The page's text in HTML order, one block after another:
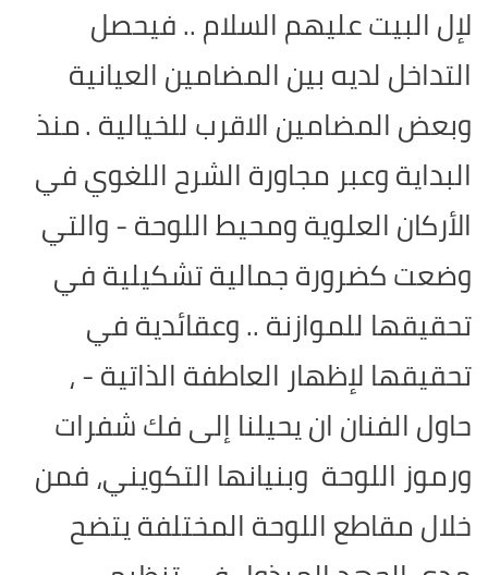
لإل البيت عليهم السلام .. فيحصل
التداخل لديه بين المضامين العيانية
وبعض المضامين الاقرب للخيالية .منذ
البداية وعبر مجاورة الشرح اللغوي في
الأركان العلوية ومحيط اللوحة - والتي
وضعت كضرورة جمالية تشكيلية في
تحقيقها للموازنة .. وعقائدية في
تحقيقها لإظهار العاطفة الذاتية - ،
حاول الفنان ان يحيلنا إلى فك شفرات
ورموز اللوحة وبنيانها التكويني، فمن
خلال مقاطع اللوحة المختلفة يتضح